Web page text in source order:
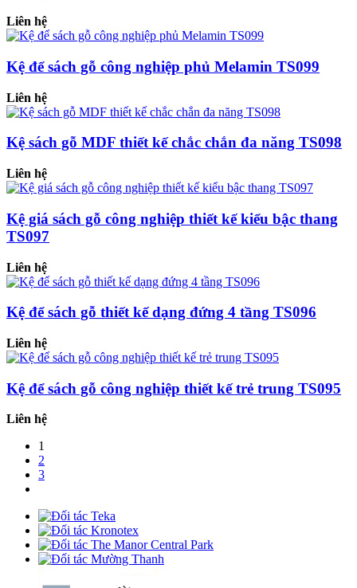
Liên hệ
Kệ để sách gỗ công nghiệp phủ Melamin TS099
Liên hệ
Kệ sách gỗ MDF thiết kế chắc chắn đa năng TS098
Liên hệ
Kệ giá sách gỗ công nghiệp thiết kế kiểu bậc thang
TS097
Liên hệ
Kệ để sách gỗ thiết kế dạng đứng 4 tầng TS096
Liên hệ
Kệ để sách gỗ công nghiệp thiết kế trẻ trung TS095
Liên hệ
1
2
3